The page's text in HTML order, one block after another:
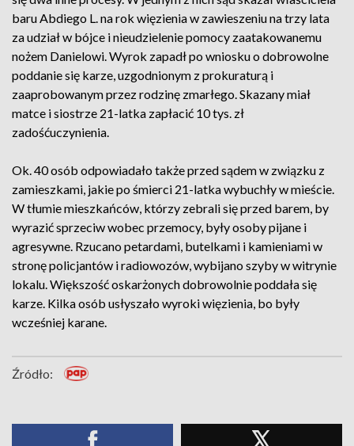
baru Abdiego L. na rok więzienia w zawieszeniu na trzy lata
za udział w bójce i nieudzielenie pomocy zaatakowanemu
nożem Danielowi. Wyrok zapadł po wniosku o dobrowolne
poddanie się karze, uzgodnionym z prokuraturą i
zaaprobowanym przez rodzinę zmarłego. Skazany miał
matce i siostrze 21-latka zapłacić 10 tys. zł
zadośćuczynienia.
Ok. 40 osób odpowiadało także przed sądem w związku z
zamieszkami, jakie po śmierci 21-latka wybuchły w mieście.
W tłumie mieszkańców, którzy zebrali się przed barem, by
wyrazić sprzeciw wobec przemocy, były osoby pijane i
agresywne. Rzucano petardami, butelkami i kamieniami w
stronę policjantów i radiowozów, wybijano szyby w witrynie
lokalu. Większość oskarżonych dobrowolnie poddała się
karze. Kilka osób usłyszało wyroki więzienia, bo były
wcześniej karane.
Źródło: